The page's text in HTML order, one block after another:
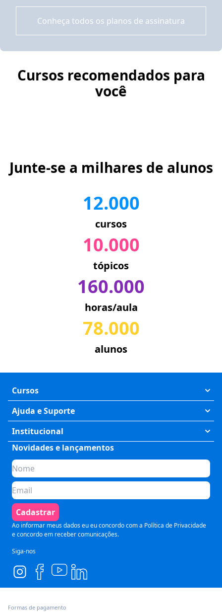
Conheça todos os planos de assinatura
Cursos recomendados para
você
Junte-se a milhares de alunos
12.000
cursos
10.000
tópicos
160.000
horas/aula
78.000
alunos
Cursos
Exatas
Humanas
Saúde
Tecnologia
Preparatórios
Comunicação
Pós Graduação
Ajuda e Suporte
Meus Cursos
Fale Conosco
Perguntas Frequentes
Formas de Pagamento
Política de Cancelamento
Termos de Uso
Segurança e Privacidade
Institucional
Quem somos
Planos de assinatura
Para Empresas
Seja um parceiro
Blog
Novidades e lançamentos
Cadastrar
Ao informar meus dados eu eu concordo com a Política de Privacidade
e concordo em receber comunicações.
Siga-nos
Formas de pagamento